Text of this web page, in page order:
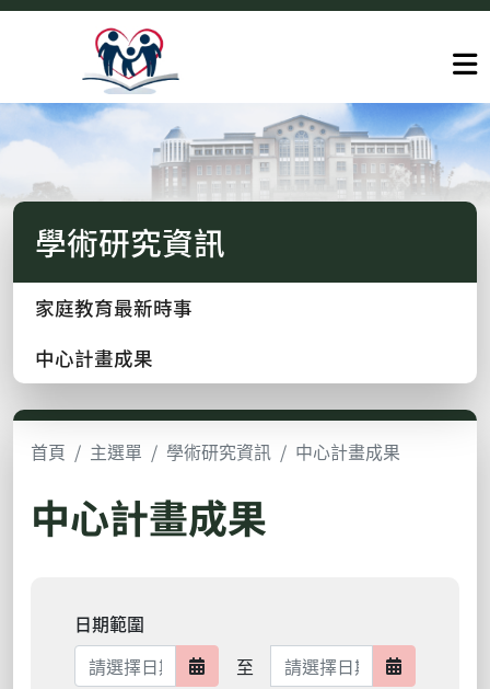
學術研究資訊
家庭教育最新時事
中心計畫成果
首頁 主選單 學術研究資訊 中心計畫成果
中心計畫成果
日期範圍
日期範圍開始
至 日期範圍結束 日期範圍